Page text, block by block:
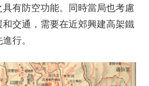
有防空功能。同時當局也考慮
交通，需要在近郊興建高架鐵
行。